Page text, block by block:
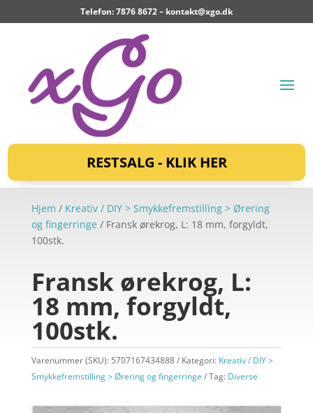
Telefon: 7876 8672 – kontakt@xgo.dk
RESTSALG - KLIK HER
Hjem / Kreativ / DIY > Smykkefremstilling > Ørering
og fingerringe / Fransk ørekrog, L: 18 mm, forgyldt,
100stk.
Fransk ørekrog, L:
18 mm, forgyldt,
100stk.
Varenummer (SKU): 5707167434888 Kategori: Kreativ / DIY >
Smykkefremstilling > Ørering og fingerringe
Tag: Diverse